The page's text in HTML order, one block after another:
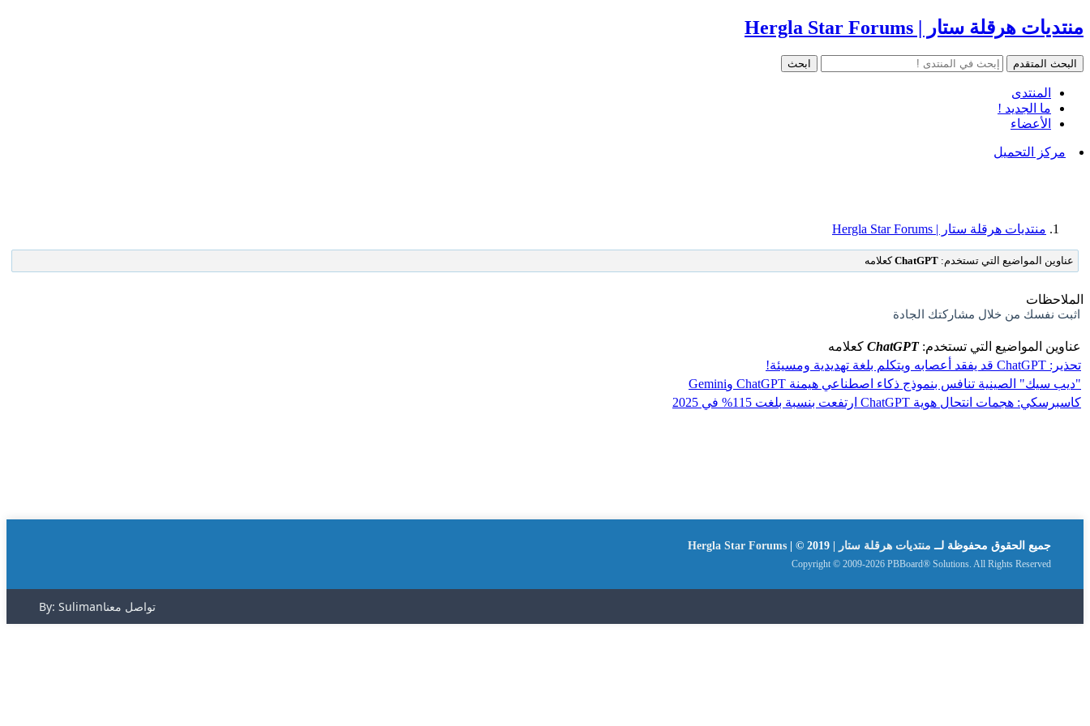
منتديات هرقلة ستار | Hergla Star Forums
المنتدى
ما الجديد !
الأعضاء
مركز التحميل
منتديات هرقلة ستار | Hergla Star Forums
عناوين المواضيع التي تستخدم: ChatGPTكعلامه
الملاحظات
اثبت نفسك من خلال مشاركتك الجادة
عناوين المواضيع التي تستخدم:ChatGPT كعلامه
تحذير: ChatGPT قد يفقد أعصابه ويتكلم بلغة تهديدية ومسيئة!
"ديب سيك" الصينية تنافس بنموذج ذكاء اصطناعي هيمنة ChatGPT وGemini
كاسبرسكي: هجمات انتحال هوية ChatGPT ارتفعت بنسبة بلغت 115% في 2025
جميع الحقوق محفوظة لــ منتديات هرقلة ستار | Hergla Star Forums | © 2019
Copyright © 2009-2026 PBBoard® Solutions. All Rights Reserved
تواصل معناBy: Suliman